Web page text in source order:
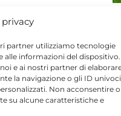
partner utilizziamo tecnologie
alle informazioni del
e ai nostri partner di
la navigazione o gli ID univoci
Non acconsentire o
su alcune caratteristiche e
equilibra to
del
in abiti
in scena dalla